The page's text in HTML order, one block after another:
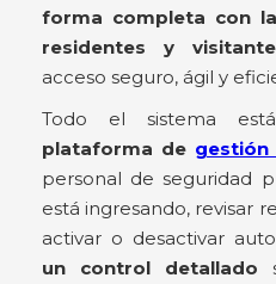
forma completa con
residentes y
acceso seguro, ágil y
Todo el sistema
plataforma de gestión
personal de seguridad
está ingresando, revisar
activar o desactivar
un control detallado